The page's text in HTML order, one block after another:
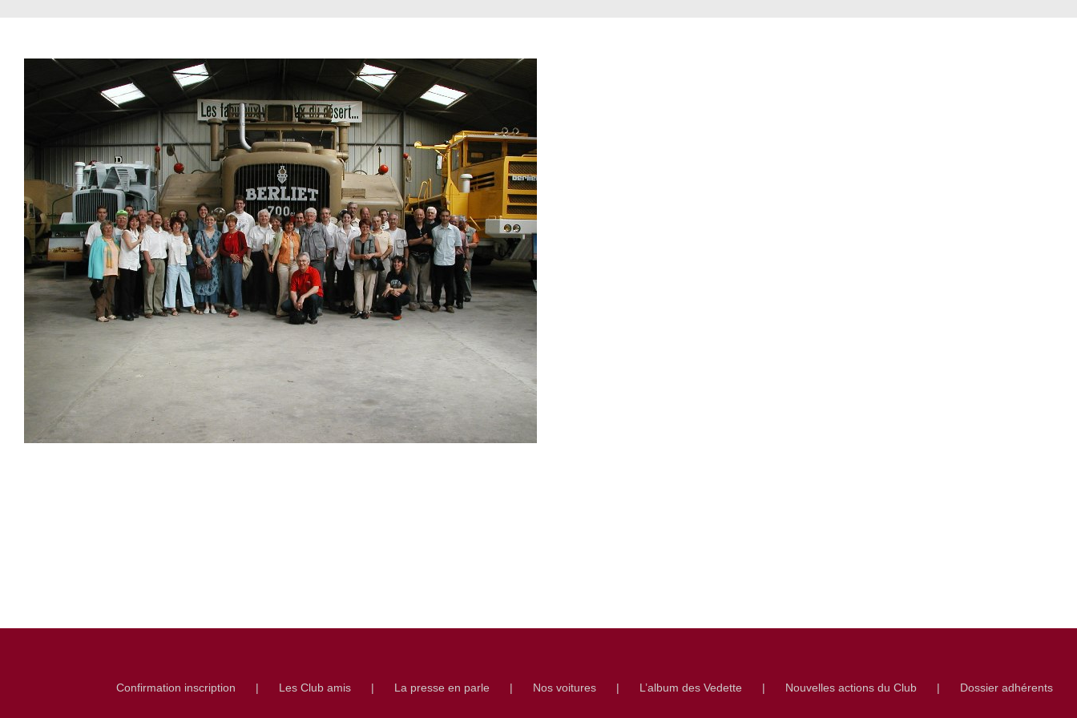
Confirmation inscription Les Club amis La presse en parle Nos voitures L’album des Vedette Nouvelles actions du Club Dossier adhérents